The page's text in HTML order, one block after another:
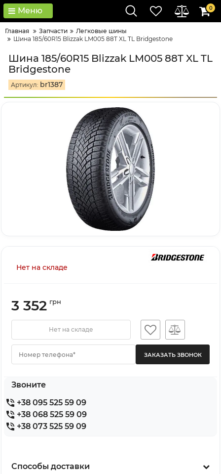
Меню 0
Главная Запчасти
Легковые шины
Шина 185/60R15 Blizzak LM005 88T XL TL Bridgestone
Шина 185/60R15 Blizzak LM005 88T XL TL
Bridgestone
Артикул: br1387
Нет на складе
3 352 грн
Нет на складе
Номер телефона*
Звоните
+38 095 525 59 09
+38 068 525 59 09
+38 073 525 59 09
Способы доставки